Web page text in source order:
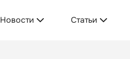
Новости Статьи